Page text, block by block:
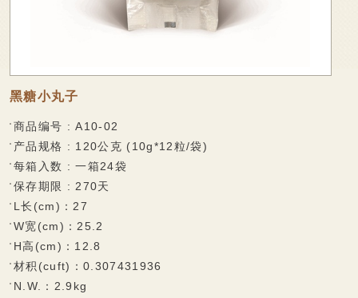
甜蜜牛轧糖系列
超市专区
能量棒系列
鲜果冻系列
可口酥饼系列
香脆蛋卷系列
风味麻糬饼系列
Q软麻糬系列
黑糖小丸子
商品编号 : A10-02
产品规格 : 120公克 (10g*12粒/袋)
每箱入数 : 一箱24袋
保存期限 : 270天
L长(cm)：27
W宽(cm)：25.2
H高(cm)：12.8
材积(cuft)：0.307431936
N.W.：2.9kg